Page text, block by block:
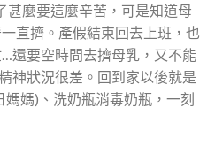
甚麼要這麼辛苦，可是知道母
直擠。產假結束回去上班，也
還要空時間去擠母乳，又不能
神狀況很差。回到家以後就是
媽)、洗奶瓶消毒奶瓶，一刻